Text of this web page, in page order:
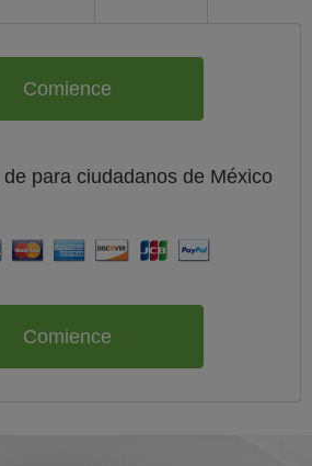
Comience
para ciudadanos de México
Comience